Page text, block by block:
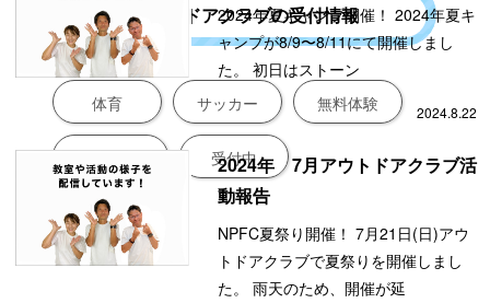
アウトドアクラブの受付情報
体育 サッカー 無料体験
新規入会募集 受付中
2024年夏キャンプ開催！ 2024年夏キ
ャンプが8/9〜8/11にて開催しまし
た。 初日はストーン
2024.8.22
2024年 7月アウトドアクラブ活
動報告
NPFC夏祭り開催！ 7月21日(日)アウ
トドアクラブで夏祭りを開催しまし
た。 雨天のため、開催が延